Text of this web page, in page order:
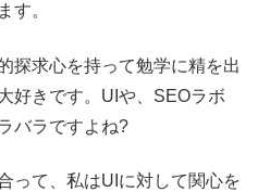
す。
探求心を持って勉学に精を出
好きです。UIや、SEOラボ
バラですよね?
って、私はUIに対して関心を